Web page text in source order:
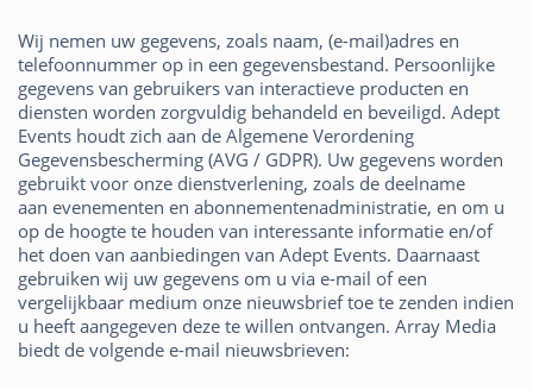
Wij nemen uw gegevens, zoals naam, (e-mail)adres en
telefoonnummer op in een gegevensbestand. Persoonlijke
gegevens van gebruikers van interactieve producten en
diensten worden zorgvuldig behandeld en beveiligd. Adept
Events houdt zich aan de Algemene Verordening
Gegevensbescherming (AVG / GDPR). Uw gegevens worden
gebruikt voor onze dienstverlening, zoals de deelname
aan evenementen en abonnementenadministratie, en om u
op de hoogte te houden van interessante informatie en/of
het doen van aanbiedingen van Adept Events. Daarnaast
gebruiken wij uw gegevens om u via e-mail of een
vergelijkbaar medium onze nieuwsbrief toe te zenden indien
u heeft aangegeven deze te willen ontvangen. Array Media
biedt de volgende e-mail nieuwsbrieven: